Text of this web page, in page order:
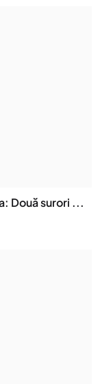
Două surori ...